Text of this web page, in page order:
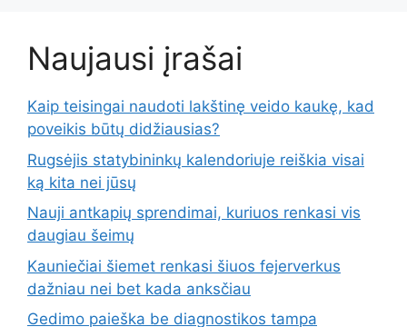
Naujausi įrašai
Kaip teisingai naudoti lakštinę veido kaukę, kad
poveikis būtų didžiausias?
Rugsėjis statybininkų kalendoriuje reiškia visai
ką kita nei jūsų
Nauji antkapių sprendimai, kuriuos renkasi vis
daugiau šeimų
Kauniečiai šiemet renkasi šiuos fejerverkus
dažniau nei bet kada anksčiau
Gedimo paieška be diagnostikos tampa